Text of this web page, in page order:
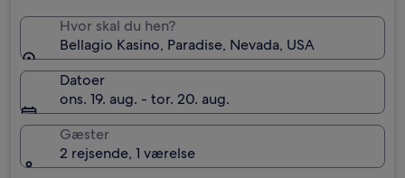
Hvor skal du hen?
Bellagio Kasino, Paradise, Nevada, USA
Datoer
ons. 19. aug. - tor. 20. aug.
Gæster
2 rejsende, 1 værelse